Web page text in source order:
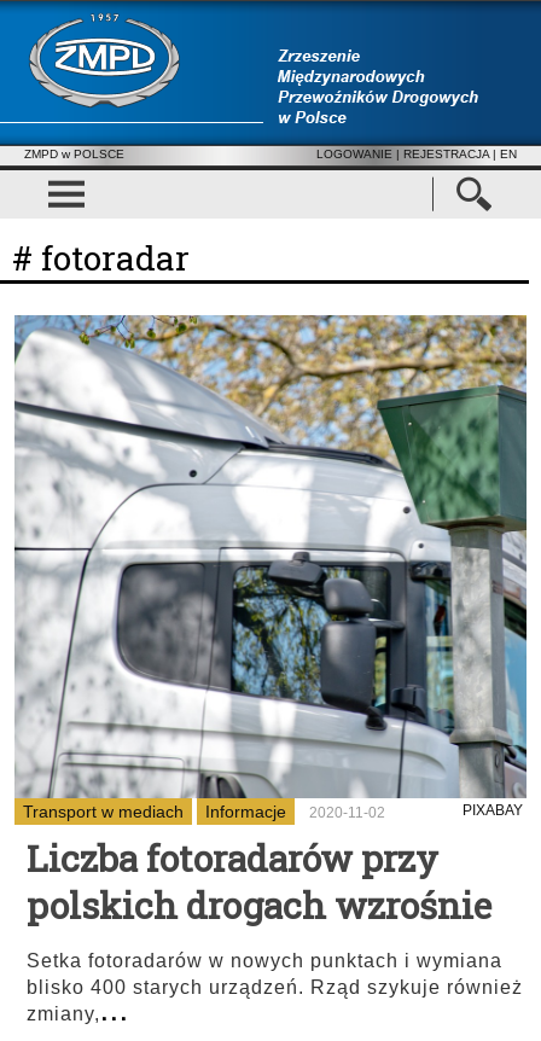
ZMPD w POLSCE LOGOWANIE | REJESTRACJA | EN
# fotoradar
Transport w mediach Informacje 2020-11-02 PIXABAY
Liczba fotoradarów przy
polskich drogach wzrośnie
Setka fotoradarów w nowych punktach i wymiana
blisko 400 starych urządzeń. Rząd szykuje również
zmiany, ...